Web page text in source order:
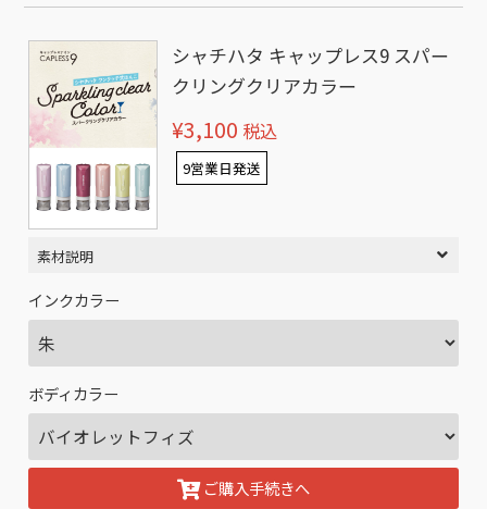
シャチハタ キャップレス9 スパー
クリングクリアカラー
¥3,100 税込
9営業日発送
素材説明
インクカラー
ボディカラー
ご購入手続きへ